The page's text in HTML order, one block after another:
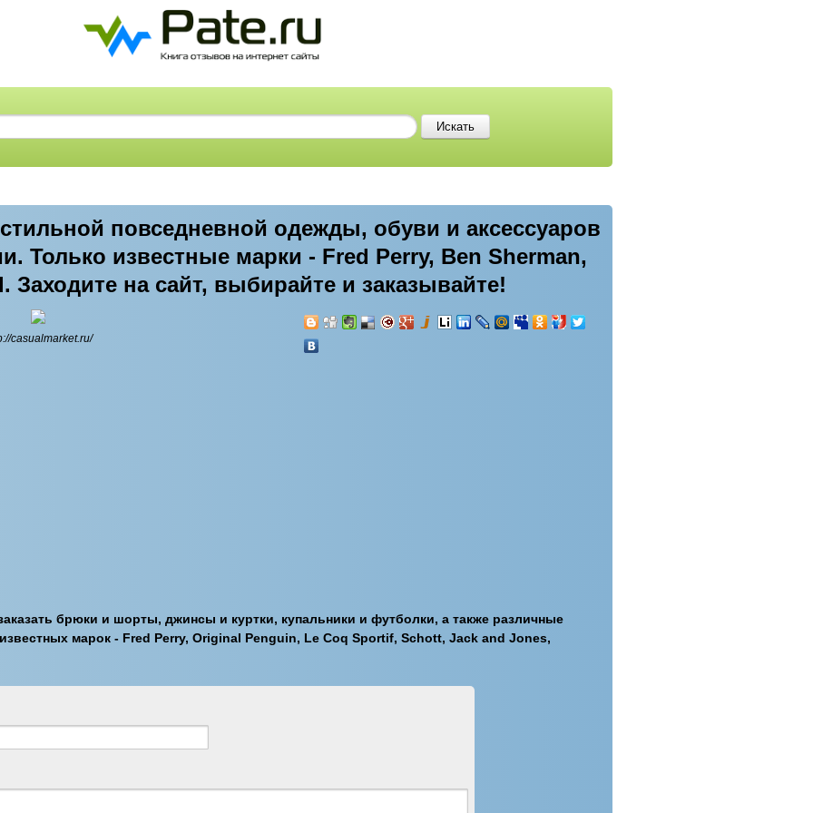
стильной повседневной одежды, обуви и аксессуаров
Только известные марки - Fred Perry, Ben Sherman,
Заходите на сайт, выбирайте и заказывайте!
casualmarket.ru/
брюки и шорты, джинсы и куртки, купальники и футболки, а также различные
марок - Fred Perry, Original Penguin, Le Coq Sportif, Schott, Jack and Jones,